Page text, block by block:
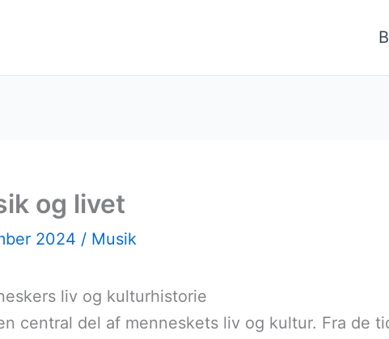
og livet
2024 / Musik
liv og kulturhistorie
central del af menneskets liv og kultur. Fra de